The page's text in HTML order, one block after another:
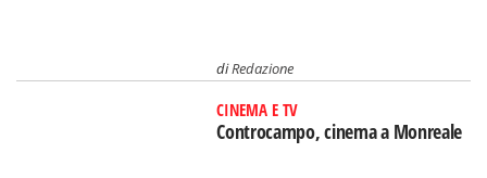
diRedazione
CINEMA E TV
Controcampo, cinema a Monreale